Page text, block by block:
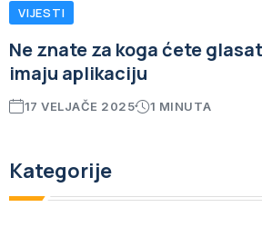
VIJESTI
Ne znate za koga ćete
imaju aplikaciju
17 VELJAČE 2025 1 MINUTA
Kategorije